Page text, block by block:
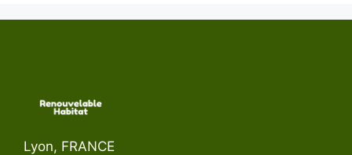
Lyon, FRANCE